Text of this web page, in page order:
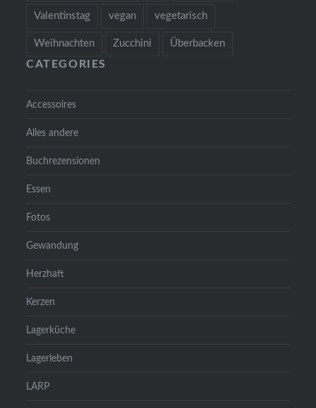
Valentinstag vegan vegetarisch
Weihnachten Zucchini Überbacken
CATEGORIES
Accessoires
Alles andere
Buchrezensionen
Essen
Fotos
Gewandung
Herzhaft
Kerzen
Lagerküche
Lagerleben
LARP